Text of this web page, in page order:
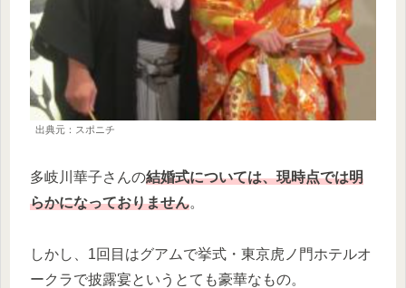
出典元：スポニチ
多岐川華子さんの結婚式については、現時点では明
らかになっておりません。
しかし、1回目はグアムで挙式・東京虎ノ門ホテルオ
ークラで披露宴というとても豪華なもの。